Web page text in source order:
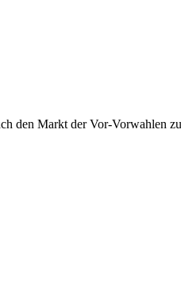
den Markt der Vor-Vorwahlen